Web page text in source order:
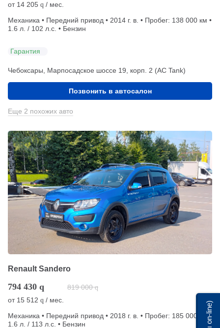
от 14 205 q / мес.
Механика • Передний привод • 2014 г. в. • Пробег: 138 000 км •
1.6 л. / 102 л.с. • Бензин
Гарантия
Чебоксары, Марпосадское шоссе 19, корп. 2 (АС Tank)
Позвонить в автосалон
Еще 2 похожих авто
Renault Sandero
794 430 q 819 000 q
от 15 512 q / мес.
Механика • Передний привод • 2018 г. в. • Пробег: 185 000 км •
1.6 л. / 113 л.с. • Бензин
Мы on-line)